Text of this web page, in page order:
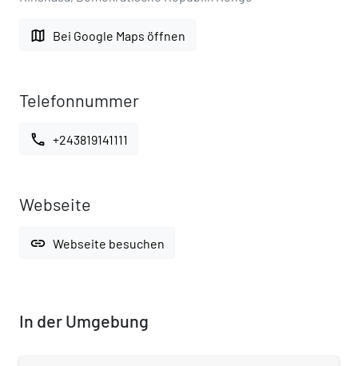
map Bei Google Maps öffnen
Telefonnummer
call +243819141111
Webseite
link Webseite besuchen
In der Umgebung